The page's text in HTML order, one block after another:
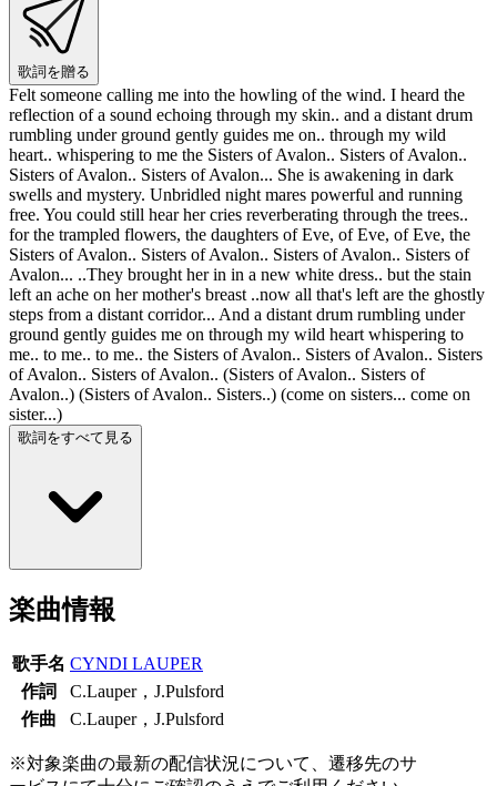
歌詞を贈る
Felt someone calling me into the howling of the wind. I heard the
reflection of a sound echoing through my skin.. and a distant drum
rumbling under ground gently guides me on.. through my wild
heart.. whispering to me the Sisters of Avalon.. Sisters of Avalon..
Sisters of Avalon.. Sisters of Avalon... She is awakening in dark
swells and mystery. Unbridled night mares powerful and running
free. You could still hear her cries reverberating through the trees..
for the trampled flowers, the daughters of Eve, of Eve, of Eve, the
Sisters of Avalon.. Sisters of Avalon.. Sisters of Avalon.. Sisters of
Avalon... ..They brought her in in a new white dress.. but the stain
left an ache on her mother's breast ..now all that's left are the ghostly
steps from a distant corridor... And a distant drum rumbling under
ground gently guides me on through my wild heart whispering to
me.. to me.. to me.. the Sisters of Avalon.. Sisters of Avalon.. Sisters
of Avalon.. Sisters of Avalon.. (Sisters of Avalon.. Sisters of
Avalon..) (Sisters of Avalon.. Sisters..) (come on sisters... come on
sister...)
歌詞をすべて見る
楽曲情報
歌手名 CYNDI LAUPER
作詞
C.Lauper，J.Pulsford
作曲
C.Lauper，J.Pulsford
※対象楽曲の最新の配信状況について、遷移先のサ